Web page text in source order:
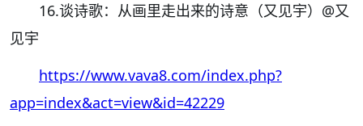
16.谈诗歌：从画里走出来的诗意（又见宇） @又
见宇
https://www.vava8.com/index.php?
app=index&act=view&id=42229